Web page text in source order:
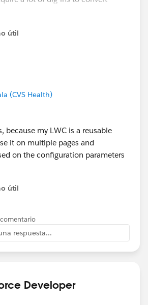
útil
(CVS Health)
because my LWC is a reusable
it on multiple pages and
on the configuration parameters
útil
respuesta...
Developer